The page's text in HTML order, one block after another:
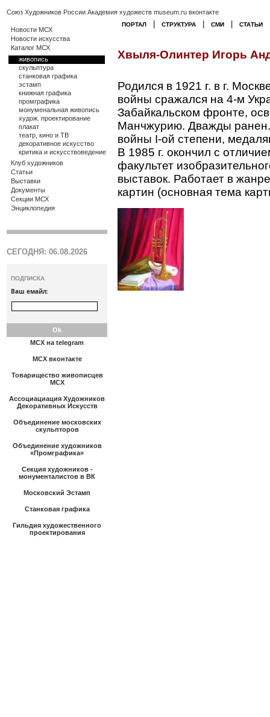
Союз Художников России Академия художеств museum.ru вконтакте
Новости МСХ
Новости искусства
Каталог МСХ
живопись
скульптура
станковая графика
эстамп
книжная графика
промграфика
монуменальная живопись
худож. проектирование
плакат
театр, кино и ТВ
декоративное искусство
критика и искусствоведение
Клуб художников
Статьи
Выставки
Документы
Секции МСХ
Энциклопедия
СЕГОДНЯ: 06.08.2026
ПОДПИСКА
Ваш емайл:
МСХ на telegram
МСХ вконтакте
Товарищество живописцев
МСХ
Ассоциациация Художников
Декоративных Искусств
Объединение московских
скульпторов
Объединение художников
«Промграфика»
Секция художников -
монументалистов в ВК
Московский Эстамп
Станковая графика
Гильдия художественного
проектирования
ПОРТАЛ СТРУКТУРА СМИ СТАТЬИ
Хвыля-Олинтер Игорь
Родился в 1921 г. в г.
войны сражался на 4-м
Забайкальском фронте,
Манчжурию. Дважды
войны I-ой степени,
В 1985 г. окончил с
факультет
выставок. Работает в
картин (основная тема